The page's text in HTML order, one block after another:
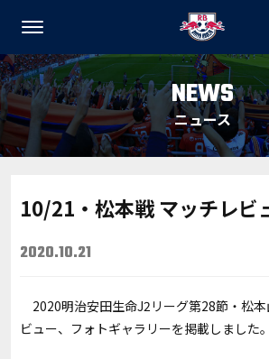
NEWS
ニュース
10/21・松本戦 マッチレビ
2020.10.21
2020明治安田生命J2リーグ第28節・松本
ビュー、フォトギャラリーを掲載しました。